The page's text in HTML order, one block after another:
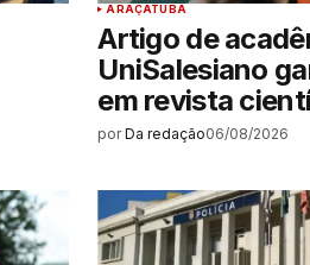
ARAÇATUBA
Artigo de
UniSalesiano
em revista
por Da redação06/08/2026